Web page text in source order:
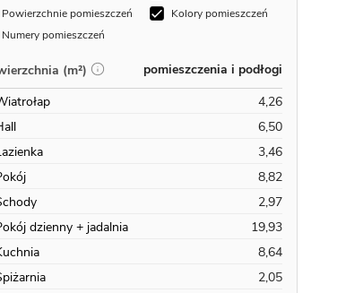
Powierzchnie pomieszczeń
Kolory pomieszczeń
Numery pomieszczeń
(m²)
pomieszczenia i podłogi
4,26
6,50
3,46
8,82
2,97
dzienny + jadalnia
19,93
8,64
2,05